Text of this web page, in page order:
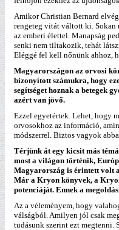
Amikor Christian Bernard
rengeteg vitát váltott ki. Sokan
az emberi élettel. Manapság
senki nem tiltakozik, tehát
Eléggé fel kell nőnünk ahhoz,
Magyarországon az orvosi
bizonyított számukra, hogy
segítséget hoznak a betegek
azért van jövő.
Ezzel egyetértek. Lehet, hogy
orvosokhoz az információ,
módszerrel. Biztos vagyok
Térjünk át egy kicsit más
most a világon történik,
Magyarország is érintett volt
Már a Kryon könyvek, a
potenciáját. Ennek a
Az a véleményem, hogy
válságból. Amilyen jól csak
tudásunk szerint ezt megtenni.